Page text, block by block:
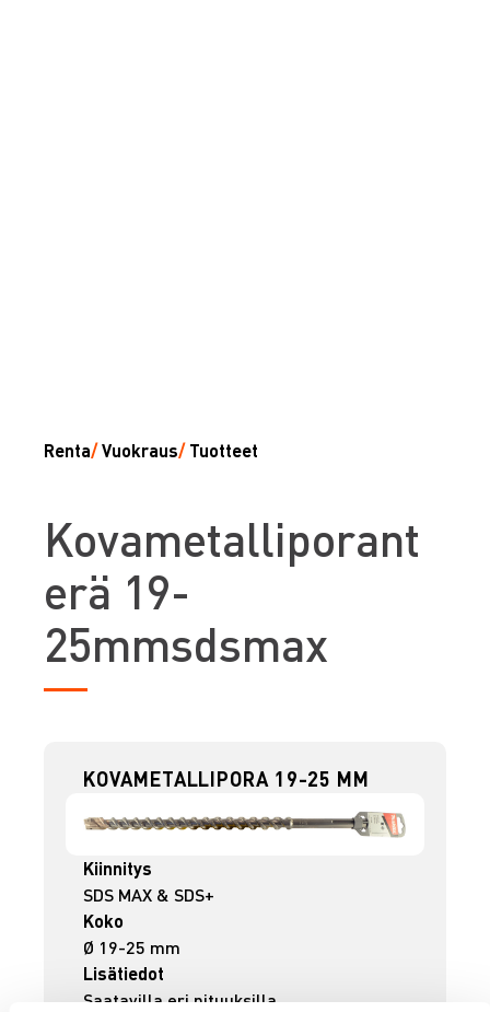
Renta/Vuokraus/ Tuotteet
Kovametalliporant
erä 19-
25mmsdsmax
KOVAMETALLIPORA 19-25 MM
Kiinnitys
SDS MAX & SDS+
Koko
Ø 19-25 mm
Lisätiedot
Saatavilla eri pituuksilla.